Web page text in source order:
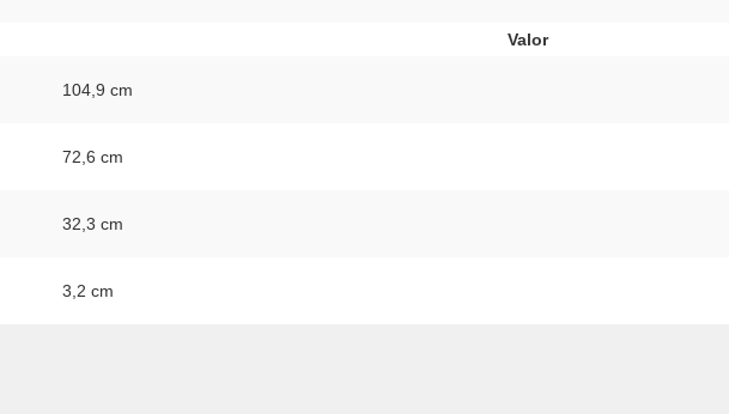
Valor
104,9 cm
72,6 cm
32,3 cm
3,2 cm